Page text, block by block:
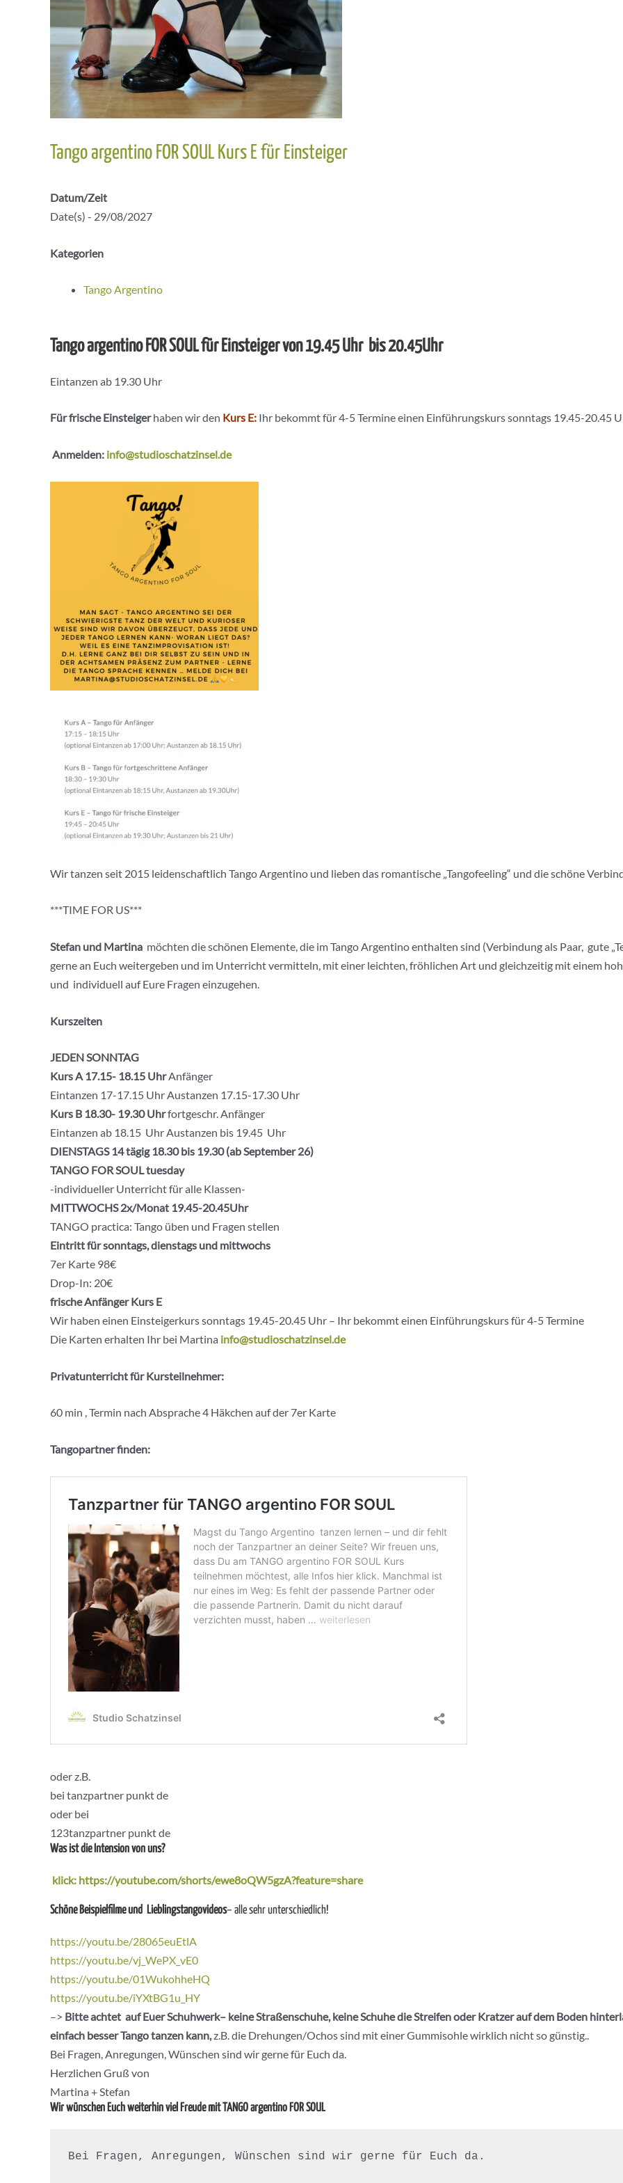
Tango argentino FOR SOUL Kurs E für Einsteiger
Datum/Zeit
Date(s) - 29/08/2027
Kategorien
Tango Argentino
Tango argentino FOR SOUL für Einsteiger von 19.45 Uhr bis 20.45Uhr
Eintanzen ab 19.30 Uhr
Für frische Einsteigerhaben wir den Kurs E: Ihr bekommt für 4-5 Termine einen Einführungskurs sonntags 19.45-20.45
Anmelden: info@studioschatzinsel.de
Wir tanzen seit 2015 leidenschaftlich Tango Argentino und lieben das romantische „Tangofeeling“ und die schöne
***TIME FOR US***
Stefan und Martina möchten die schönen Elemente, die im Tango Argentino enthalten sind (Verbindung als Paar, gute
gerne an Euch weitergeben und im Unterricht vermitteln, mit einer leichten, fröhlichen Art und gleichzeitig mit einem
und individuell auf Eure Fragen einzugehen.
Kurszeiten
JEDEN SONNTAG
Kurs A 17.15- 18.15 UhrAnfänger
Eintanzen 17-17.15 Uhr Austanzen 17.15-17.30 Uhr
Kurs B 18.30- 19.30 Uhrfortgeschr. Anfänger
Eintanzen ab 18.15 Uhr Austanzen bis 19.45 Uhr
DIENSTAGS 14 tägig 18.30 bis 19.30 (ab September 26)
TANGO FOR SOUL tuesday
-individueller Unterricht für alle Klassen-
MITTWOCHS 2x/Monat 19.45-20.45Uhr
TANGO practica: Tango üben und Fragen stellen
Eintritt für sonntags, dienstags und mittwochs
7er Karte 98€
Drop-In: 20€
frische Anfänger Kurs E
Wir haben einen Einsteigerkurs sonntags 19.45-20.45 Uhr – Ihr bekommt einen Einführungskurs für 4-5 Termine
Die Karten erhalten Ihr bei Martina info@studioschatzinsel.de
Privatunterricht für Kursteilnehmer:
60 min , Termin nach Absprache 4 Häkchen auf der 7er Karte
Tangopartner finden:
oder z.B.
bei tanzpartner punkt de
oder bei
123tanzpartner punkt de
Was ist die Intension von uns?
klick: https://youtube.com/shorts/ewe8oQW5gzA?feature=share
Schöne Beispielfilme und Lieblingstangovideos– alle sehr unterschiedlich!
https://youtu.be/28065euEtlA
https://youtu.be/vj_WePX_vE0
https://youtu.be/01WukohheHQ
https://youtu.be/iYXtBG1u_HY
–> Bitte achtet auf Euer Schuhwerk– keine Straßenschuhe, keine Schuhe die Streifen oder Kratzer auf dem Boden
einfach besser Tango tanzen kann,z.B. die Drehungen/Ochos sind mit einer Gummisohle wirklich nicht so günstig..
Bei Fragen, Anregungen, Wünschen sind wir gerne für Euch da.
Herzlichen Gruß von
Martina + Stefan
Wir wünschen Euch weiterhin viel Freude mit TANGO argentino FOR SOUL
Bei Fragen, Anregungen, Wünschen sind wir gerne für Euch da.